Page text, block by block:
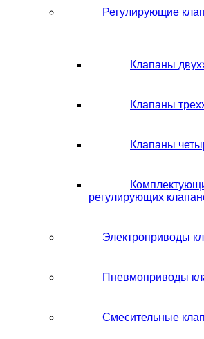
Регулирующие
Клапаны
Клапаны
Клапаны
регулирующих
Электроприводы
Пневмоприводы
Смесительные